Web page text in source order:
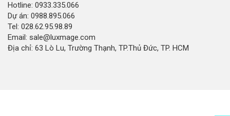
Hotline: 0933.335.066
Dự án: 0988.895.066
Tel: 028.62.95.98.89
Email: sale@luxmage.com
Địa chỉ: 63 Lò Lu, Trường Thạnh, TP.Thủ Đức, TP. HCM